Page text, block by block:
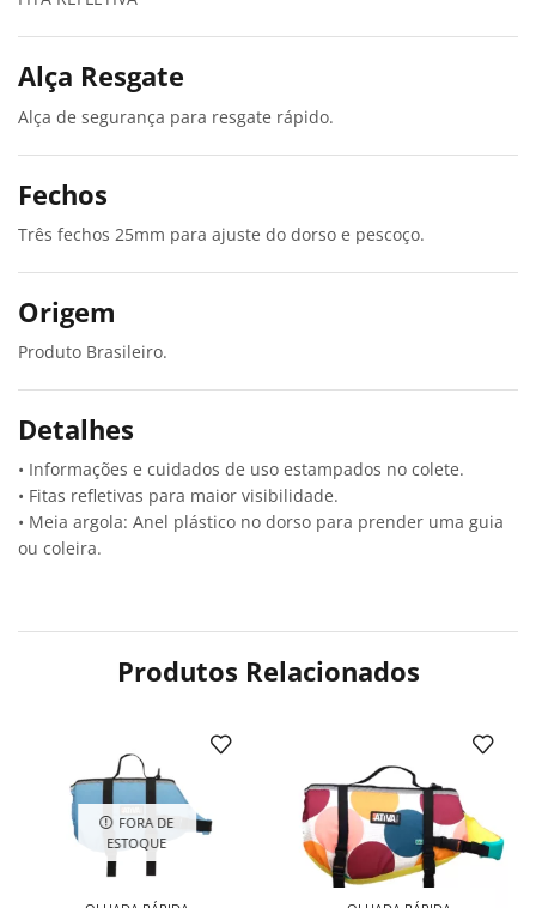
Alça Resgate
Alça de segurança para resgate rápido.
Fechos
Três fechos 25mm para ajuste do dorso e pescoço.
Origem
Produto Brasileiro.
Detalhes
• Informações e cuidados de uso estampados no colete.
• Fitas refletivas para maior visibilidade.
• Meia argola: Anel plástico no dorso para prender uma guia
ou coleira.
Produtos Relacionados
FORA DE
ESTOQUE